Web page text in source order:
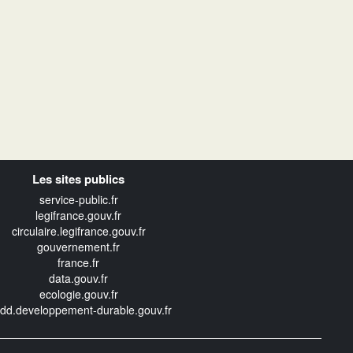
Les sites publics
service-public.fr
legifrance.gouv.fr
circulaire.legifrance.gouv.fr
gouvernement.fr
france.fr
data.gouv.fr
ecologie.gouv.fr
durable.gouv.fr